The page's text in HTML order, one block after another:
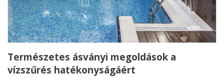
Természetes ásványi megoldások a
vízszűrés hatékonyságáért